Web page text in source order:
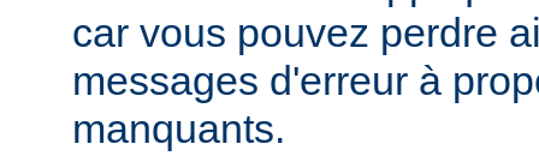
car vous pouvez perdre
messages d'erreur à
manquants.